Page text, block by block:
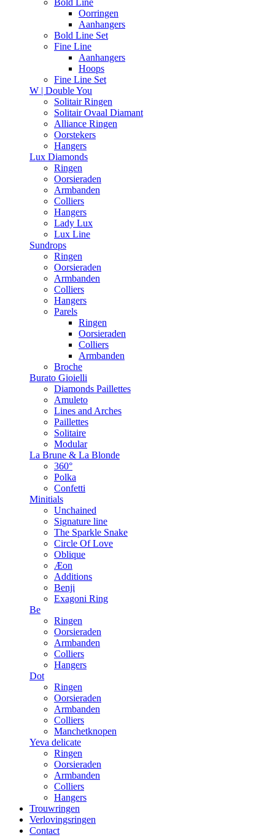
Bold Line
Oorringen
Aanhangers
Bold Line Set
Fine Line
Aanhangers
Hoops
Fine Line Set
W | Double You
Solitair Ringen
Solitair Ovaal Diamant
Alliance Ringen
Oorstekers
Hangers
Lux Diamonds
Ringen
Oorsieraden
Armbanden
Colliers
Hangers
Lady Lux
Lux Line
Sundrops
Ringen
Oorsieraden
Armbanden
Colliers
Hangers
Parels
Ringen
Oorsieraden
Colliers
Armbanden
Broche
Burato Gioielli
Diamonds Paillettes
Amuleto
Lines and Arches
Paillettes
Solitaire
Modular
La Brune & La Blonde
360°
Polka
Confetti
Minitials
Unchained
Signature line
The Sparkle Snake
Circle Of Love
Oblique
Æon
Additions
Benji
Exagoni Ring
Be
Ringen
Oorsieraden
Armbanden
Colliers
Hangers
Dot
Ringen
Oorsieraden
Armbanden
Colliers
Manchetknopen
Yeva delicate
Ringen
Oorsieraden
Armbanden
Colliers
Hangers
Trouwringen
Verlovingsringen
Contact